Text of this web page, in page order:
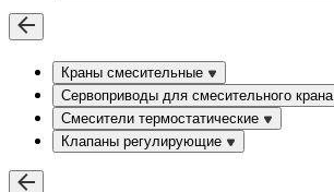
Краны смесительные
Сервоприводы для смесительного крана
Смесители термостатические
Клапаны регулирующие